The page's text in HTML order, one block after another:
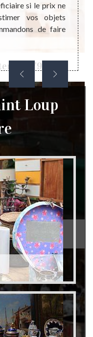
79
cave 79
si le prix ne
vos objets
de faire
qui
des
Loup